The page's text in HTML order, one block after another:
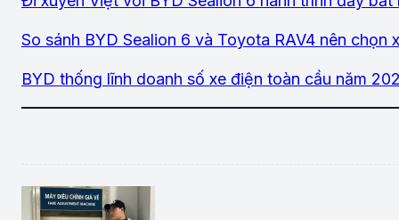
So sánh BYD Sealion 6 và Toyota RAV4 nên chọn
BYD thống lĩnh doanh số xe điện toàn cầu năm